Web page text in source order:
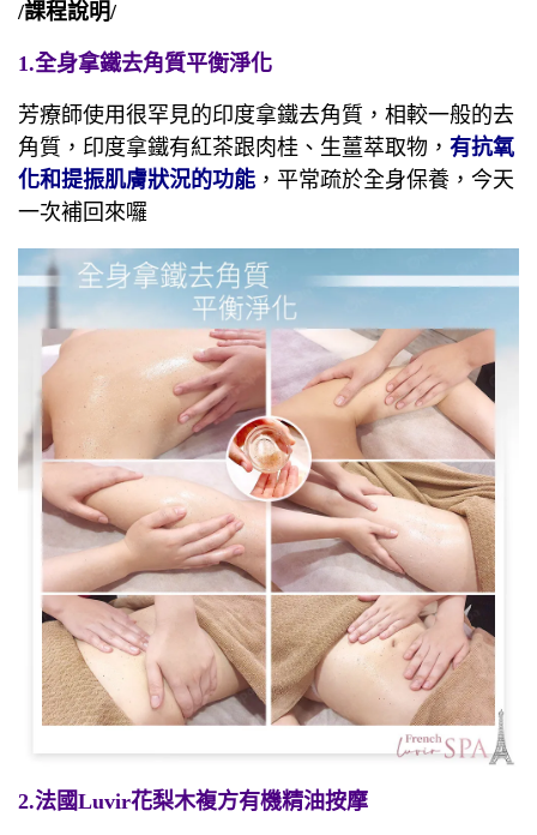
/課程說明/
1.全身拿鐵去角質平衡淨化
芳療師使用很罕見的印度拿鐵去角質，相較一般的去
角質，印度拿鐵有紅茶跟肉桂、生薑萃取物， 有抗氧
化和提振肌膚狀況的功能 ，平常疏於全身保養，今天
一次補回來囉
2.法國Luvir花梨木複方有機精油按摩